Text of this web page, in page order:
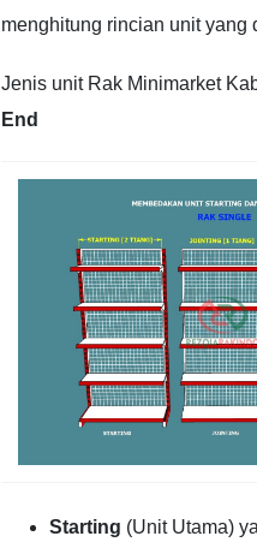
menghitung rincian unit yang
Jenis unit Rak Minimarket
End
Starting (Unit Utama)